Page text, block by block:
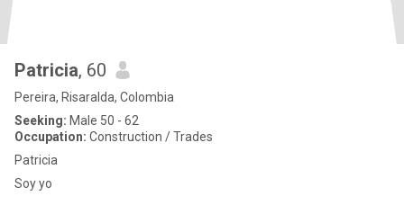
Patricia, 60
Pereira, Risaralda, Colombia
Seeking: Male 50 - 62
Occupation: Construction / Trades
Patricia
Soy yo